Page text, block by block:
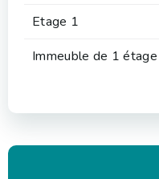
Etage 1
Immeuble de 1 étage